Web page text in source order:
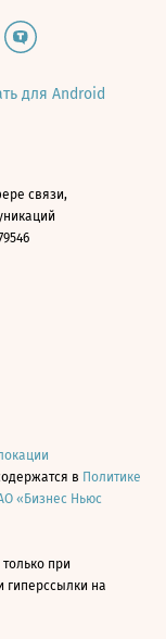
для Android
связи,
в Политике
«Бизнес Ньюс
при
гиперссылки на